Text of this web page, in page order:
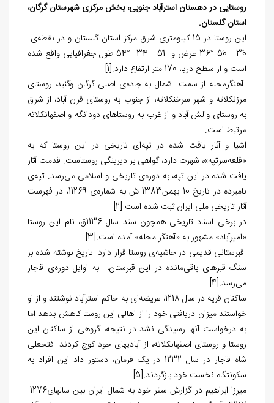
روستایی در دهستان استرآباد جنوبی، بخش مرکزی شهرستان گرگان،
استان گلستان.
این روستا در 15 کیلومتری شرق مرکز استان گلستان و در نقطه‌ی
30ً 50َ °36 عرض و 51ً 34َ °54 طول جغرافیایی واقع شده‌
است و از سطح دریا، 170 متر ارتفاع دارد.
[1]
‏ آهنگرمحله از سمت شمال به جاده‌ی اصلی گرگان وگنبد، روستای
مرزنکلاته و شهر سرخنکلاته، از جنوب به روستای قرن ‏آباد، از شرق
به روستای والش‏ آباد و از غرب به روستاهای دودانگه و اصفهانکلاته
مرتبط است.
اشیا و آثار یافت شده در تپه‌ای تاریخی در این روستا که به
«قلعه‌‏سرتپه»، شهرت دارد، گواهی بر دیرینگی روستاست. قدمت آثار
یافت شده در این تپه، به دورهی تاریخی و اسلامی می‌رسد. تپه‌ی
نامبرده‌ در تاریخ 10 بهمن1383 ش به شماره‌ی 11269، در فهرست
آثار تاریخی ملی ایران ثبت شده است.[2]
در برخی اسناد تاریخی همچون سند سال 1136ق، نام این روستا
«امیرآباد» مشهور به «آهنگر محله» آمده است.[3]
قبرستانی قدیمی در حاشیه‌ی روستا قرار دارد. تاریخ نوشته شده بر
سنگ قبر‏های باقی‌مانده در این قبرستان، به اوایل دوره‌ی قاجار
می‌رسد.[4]
ساکنان قریه در سال 1218، عریضه‌‏ای به حاکم استرآباد نوشتند و از او
خواستند میزان دریافتی خود را از اهالی این روستا کاهش بدهد اما
به درخواست‏ آنها رسیدگی نشد در نتیجه، گروهی از ساکنان این
روستا و روستای اصفهانکلاته، از آبادی‏های خود کوچ کردند. فتحعلی
شاه قاجار در سال 1232 در یک فرمان، دستور داد این افراد به
سکونت‏گاه نخست خود بازگردند.[5]
میرزا ابراهیم در گزارش سفر خود به شمال ایران بین سال‏های1276-